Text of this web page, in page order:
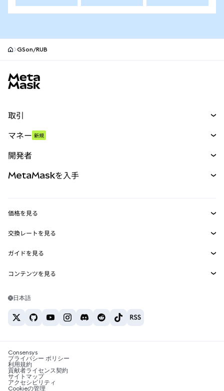
GSon/RUB
取引
パーペチュアル
RWA
マネー 新規
開発者
MetaMask Connect
Snaps
Web3サービス
MetaMaskを入手
セキュリティ
サポート
キャリア
お問い合わせ
価格を見る
イーサリアムの価格
Solanaの価格
Tetherの価格
交換レートを見る
ETH→USD
USDT→INR
BTC→INR
ETH→USDT
ガイドを見る
ETHの購入
USDTの購入
SHIBの購入
BNBの購入
コンテンツを見る
Solanaウォレット
税制関連ニュース
暗号資産の購入方法は？
ビットコインを売るには？
日本語
Consensys
プライバシー ポリシー
利用規約
貢献者ライセンス契約
サイトマップ
アクセシビリティ
Cookieの管理